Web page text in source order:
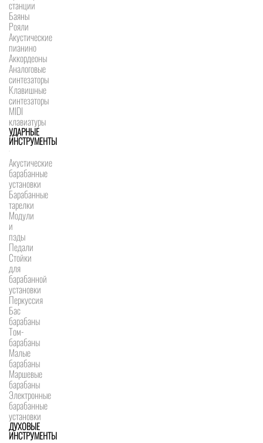
станции
Баяны
Рояли
Акустические
пианино
Аккордеоны
Аналоговые
синтезаторы
Клавишные
синтезаторы
MIDI
клавиатуры
УДАРНЫЕ
ИНСТРУМЕНТЫ
Акустические
барабанные
установки
Барабанные
тарелки
Модули
и
пэды
Педали
Стойки
для
барабанной
установки
Перкуссия
Бас
барабаны
Том-
барабаны
Малые
барабаны
Маршевые
барабаны
Электронные
барабанные
установки
ДУХОВЫЕ
ИНСТРУМЕНТЫ